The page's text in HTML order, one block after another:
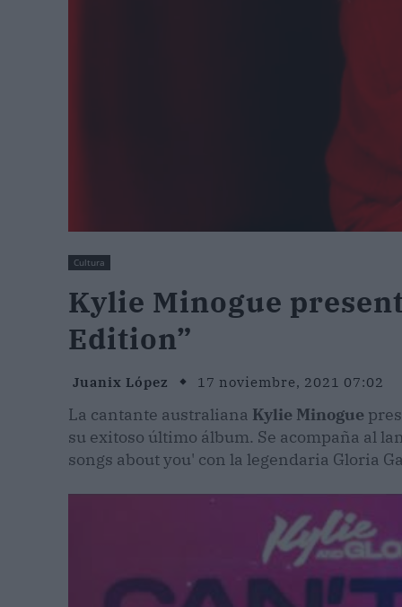
Cultura
Kylie Minogue
Edition”
Juanix López 17 noviembre, 2021 07:02
La cantante australiana Kylie Minogue
su exitoso último álbum. Se acompaña al
songs about you' con la legendaria Gloria